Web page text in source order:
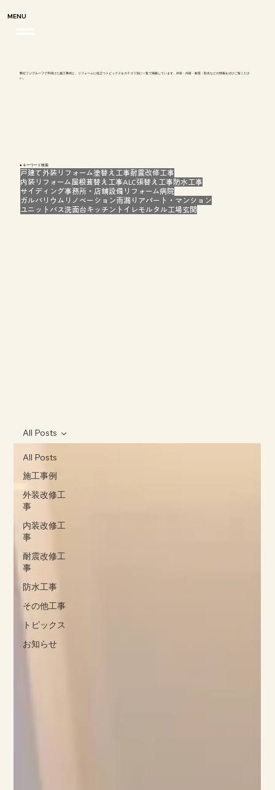
MENU
弊社フジプルーフで手掛けた施工事例と、リフォームに役立つトピックスをカテゴリ別に一覧で掲載しています。外装・内装・耐震・防水などの情報をぜひご覧くださ
い。
● キーワード検索
戸建て 外装リフォーム塗替え工事耐震改修工事
内装リフォーム屋根葺替え工事ALC張替え工事 防水工事
サイディング事務所・店舗設備リフォーム病院
ガルバリウム リノベーション雨漏り アパート・マンション
ユニットバス洗面台キッチン トイレモルタル工場玄関
All Posts
施工事例
外装改修工
事
内装改修工
事
耐震改修工
事
防水工事
その他工事
トピックス
お知らせ
All Posts